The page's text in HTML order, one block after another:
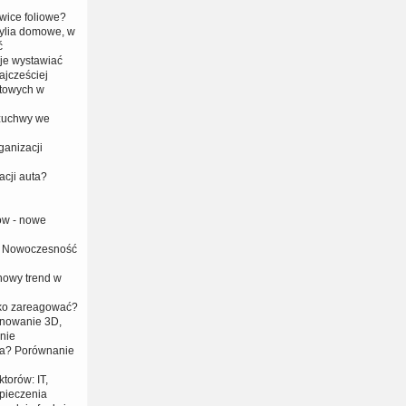
foliowe?
domowe, w
wystawiać
w
we
auta?
- nowe
trend w
zareagować?
3D,
Porównanie
IT,